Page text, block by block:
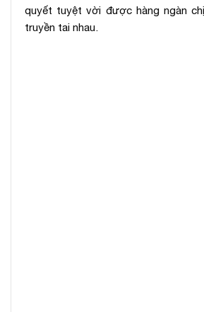
quyết tuyệt vời được hàng ngàn
truyền tai nhau.